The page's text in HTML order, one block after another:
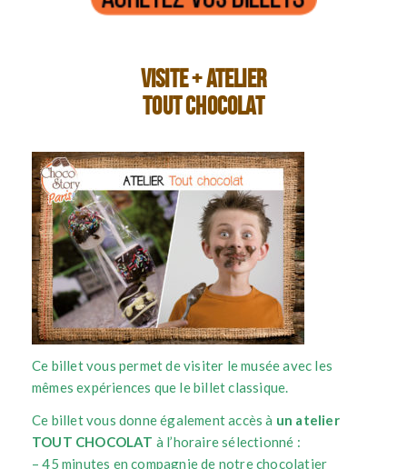
Visite + Atelier
Tout chocolat
Ce billet vous permet de visiter le musée avec les
mêmes expériences que le billet classique.
Ce billet vous donne également accès à un atelier
TOUT CHOCOLAT à l’horaire sélectionné :
– 45 minutes en compagnie de notre chocolatier